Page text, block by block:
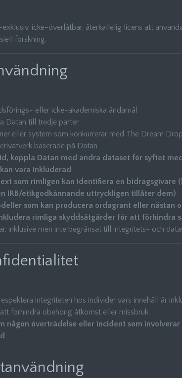
icke-överlåtbar, återkallelig licens att
forskning.
eller icke-akademiska ändamål
Datan till tredje parter
eller system som konkurrerar med The Dream Drop
baserade på Datan
koppla Datan med andra dataset för syftet
vara inkluderad
som rimligen kan identifiera en bidragsgivare
IRB/etikgodkännande uttryckligen tillåter dem)
som kan producera ordagrant eller
rimliga skyddsåtgärder för att förhindra
inklusive men inte begränsat till integritets- och
integriteten hos individer vars innehåll är
förhindra obehörig åtkomst eller missbruk
någon överträdelse eller incident som involverar